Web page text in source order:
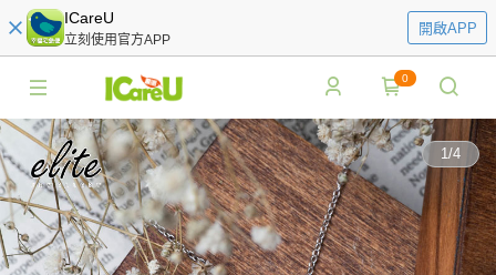
ICareU
立刻使用官方APP
開啟APP
0
1/4